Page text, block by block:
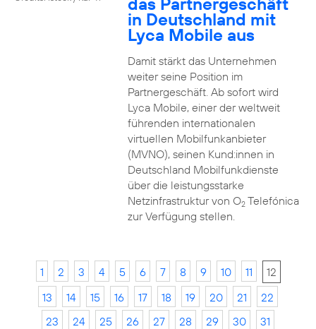
in Deutschland mit
Lyca Mobile aus
Damit stärkt das Unternehmen
weiter seine Position im
Partnergeschäft. Ab sofort wird
Lyca Mobile, einer der weltweit
führenden internationalen
virtuellen Mobilfunkanbieter
(MVNO), seinen Kund:innen in
Deutschland Mobilfunkdienste
über die leistungsstarke
Netzinfrastruktur von O2Telefónica
zur Verfügung stellen.
1 2 3 4 5 6 7 8 9 10 11
12
13
14 15 16 17 18 19 20 21
22
23
24 25 26 27 28 29 30
31